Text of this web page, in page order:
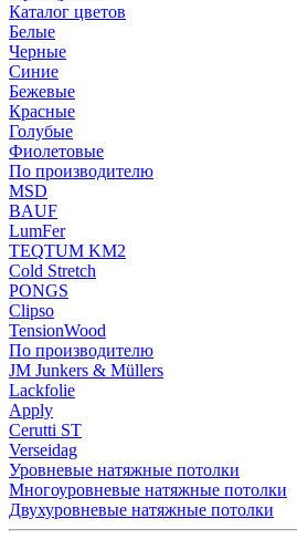
Каталог цветов
Белые
Черные
Синие
Бежевые
Красные
Голубые
Фиолетовые
По производителю
MSD
BAUF
LumFer
TEQTUM KM2
Cold Stretch
PONGS
Clipso
TensionWood
По производителю
JM Junkers & Müllers
Lackfolie
Apply
Cerutti ST
Verseidag
Уровневые натяжные потолки
Многоуровневые натяжные потолки
Двухуровневые натяжные потолки